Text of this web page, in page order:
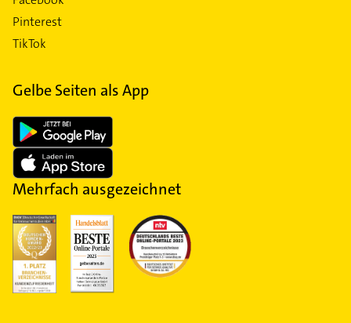
Pinterest
TikTok
Gelbe Seiten als App
Mehrfach ausgezeichnet